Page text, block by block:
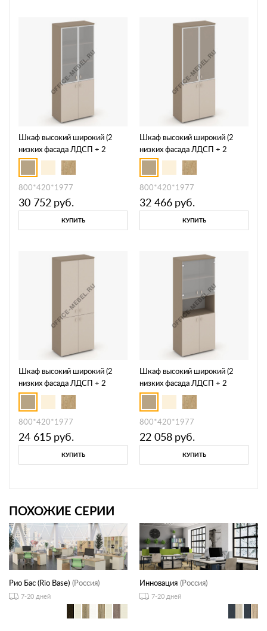
Шкаф высокий широкий (2
низких фасада ЛДСП + 2
средних фасада стекло в раме
сатин матовый) ES.ST-1.2R
800*420*1977
30 752 руб.
КУПИТЬ
Шкаф высокий широкий (2
низких фасада ЛДСП + 2
средних фасада стекло
Лакобель IVORY / UMBRAв
раме) ES.ST-1.2R I/U
800*420*1977
32 466 руб.
КУПИТЬ
Шкаф высокий широкий (2
низких фасада ЛДСП + 2
средних фасада ЛДСП) ES.ST-
1.3
800*420*1977
24 615 руб.
КУПИТЬ
Шкаф высокий широкий (2
низких фасада ЛДСП + 2
низких фасада стекло сатин
матовый) ES.ST-1.4
800*420*1977
22 058 руб.
КУПИТЬ
ПОХОЖИЕ СЕРИИ
Рио Бас (Rio Base) (Россия)
7-20 дней
Инновация (Россия)
7-20 дней